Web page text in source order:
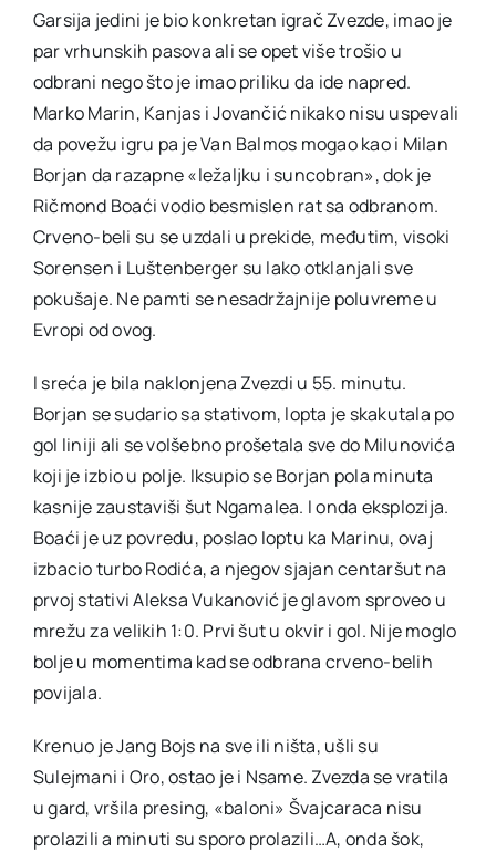
Garsija jedini je bio konkretan igrač Zvezde, imao je
par vrhunskih pasova ali se opet više trošio u
odbrani nego što je imao priliku da ide napred.
Marko Marin, Kanjas i Jovančić nikako nisu uspevali
da povežu igru pa je Van Balmos mogao kao i Milan
Borjan da razapne «ležaljku i suncobran», dok je
Ričmond Boaći vodio besmislen rat sa odbranom.
Crveno-beli su se uzdali u prekide, međutim, visoki
Sorensen i Luštenberger su lako otklanjali sve
pokušaje. Ne pamti se nesadržajnije poluvreme u
Evropi od ovog.
I sreća je bila naklonjena Zvezdi u 55. minutu.
Borjan se sudario sa stativom, lopta je skakutala po
gol liniji ali se volšebno prošetala sve do Milunovića
koji je izbio u polje. Iksupio se Borjan pola minuta
kasnije zaustaviši šut Ngamalea. I onda eksplozija.
Boaći je uz povredu, poslao loptu ka Marinu, ovaj
izbacio turbo Rodića, a njegov sjajan centaršut na
prvoj stativi Aleksa Vukanović je glavom sproveo u
mrežu za velikih 1:0. Prvi šut u okvir i gol. Nije moglo
bolje u momentima kad se odbrana crveno-belih
povijala.
Krenuo je Jang Bojs na sve ili ništa, ušli su
Sulejmani i Oro, ostao je i Nsame. Zvezda se vratila
u gard, vršila presing, «baloni» Švajcaraca nisu
prolazili a minuti su sporo prolazili…A, onda šok,